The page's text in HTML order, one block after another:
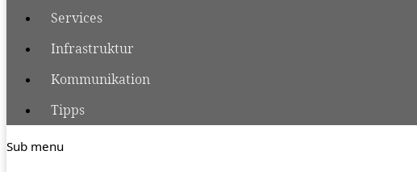
Services
Infrastruktur
Kommunikation
Tipps
Sub menu